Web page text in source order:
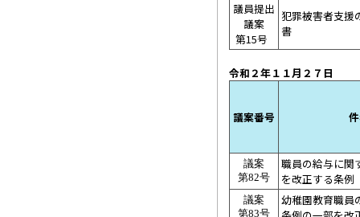
議員提出
議案
第15号
犯罪被害者支援
書
令和２年１
議案番号
議案
第82号
職員の給与に関
を改正する条例
議案
第83号
幼稚園教育職員